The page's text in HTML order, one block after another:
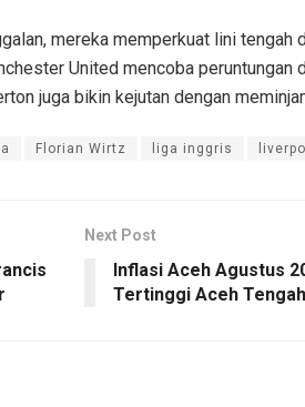
mereka memperkuat lini tengah
United mencoba peruntungan
juga bikin kejutan dengan
Florian Wirtz liga inggris
Next Post
Inflasi Aceh Agustus
Tertinggi Aceh Tengah